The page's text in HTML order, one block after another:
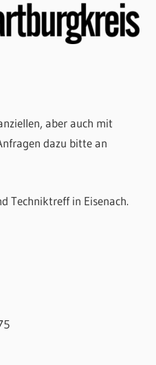
aber auch mit
dazu bitte an
Techniktreff in Eisenach.